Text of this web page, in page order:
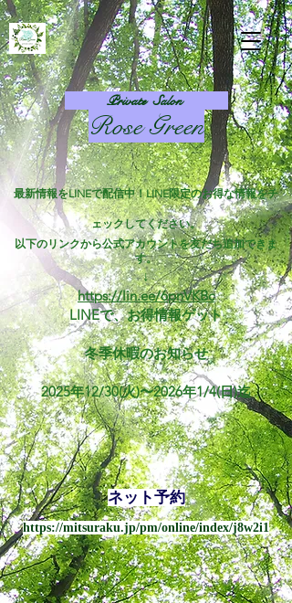
Private Salon
Rose Green​
ネット予約
https://mitsuraku.jp/pm/online/index/j8w2i1
最新情報をLINEで配信中！LINE限定のお得な情報をチ
ェックしてください。
以下のリンクから公式アカウントを友だち追加できま
す。
↓
https://lin.ee/6pnVKBc
​LINEで、お得情報ゲット
冬季休暇のお知らせ
2025年12/30(火)〜2026年1/4(日)迄